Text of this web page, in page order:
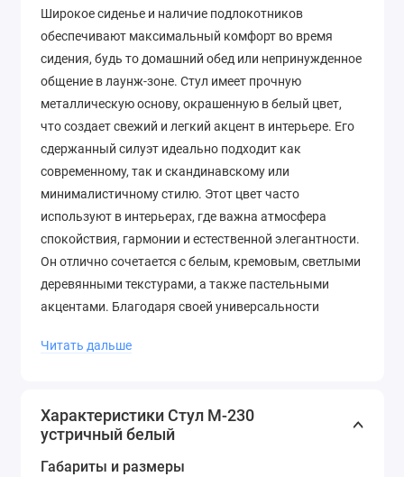
Широкое сиденье и наличие подлокотников
обеспечивают максимальный комфорт во время
сидения, будь то домашний обед или непринужденное
общение в лаунж-зоне. Стул имеет прочную
металлическую основу, окрашенную в белый цвет,
что создает свежий и легкий акцент в интерьере. Его
сдержанный силуэт идеально подходит как
современному, так и скандинавскому или
минималистичному стилю. Этот цвет часто
используют в интерьерах, где важна атмосфера
спокойствия, гармонии и естественной элегантности.
Он отлично сочетается с белым, кремовым, светлыми
деревянными текстурами, а также пастельными
акцентами. Благодаря своей универсальности
так и в классические стилистические решения.
скучный оттенок с мягким, элегантным характером.
Читать дальше
Характеристики Стул M-230
устричный белый
Габариты и размеры